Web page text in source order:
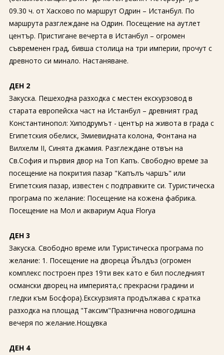
09.30 ч. от Хасково по маршрут Одрин – Истанбул. По
маршрута разглеждане на Одрин. Посещение на аутлет
център. Пристигане вечерта в Истанбул – огромен
съвременен град, бивша столица на три империи, прочут с
древното си минало. Настаняване.
ДЕН 2
Закуска. Пешеходна разходка с местен екскурзовод в
старата европейска част на Истанбул – древният град
Константинопол: Хиподрумът - център на живота в града с
Египетския обелиск, Змиевидната колона, Фонтана на
Вилхелм II, Синята джамия. Разглеждане отвън на
Св.София и първия двор на Топ Капъ. Свободно време за
посещение на покрития пазар "Капълъ чаршъ" или
Египетския пазар, известен с подправките си. Туристическа
програма по желание: Посещение на кожена фабрика.
Посещение на Мол и аквариум Aqua Florya
ДЕН 3
Закуска. Свободно време или Туристическа програма по
желание: 1. Посещение на двореца Йълдъз (огромен
комплекс построен през 19ти век като е бил последният
османски дворец на империята,с прекрасни градини и
гледки към Босфора).Екскурзията продължава с кратка
разходка на площад "Таксим"Празнична новогодишна
вечеря по желание.Нощувка
ДЕН 4